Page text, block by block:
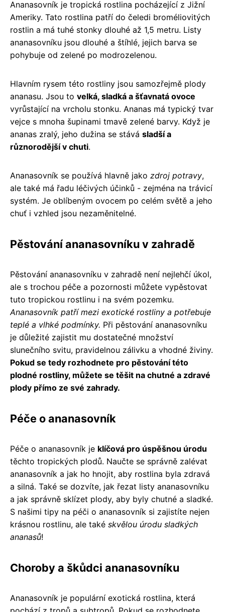
Ananasovník je tropická rostlina pocházející z Jižní
Ameriky. Tato rostlina patří do čeledi broméliovitých
rostlin a má tuhé stonky dlouhé až 1,5 metru. Listy
ananasovníku jsou dlouhé a štíhlé, jejich barva se
pohybuje od zelené po modrozelenou.
Hlavním rysem této rostliny jsou samozřejmě plody
ananasu. Jsou to velká, sladká a šťavnatá ovoce
vyrůstající na vrcholu stonku. Ananas má typický tvar
vejce s mnoha šupinami tmavě zelené barvy. Když je
ananas zralý, jeho dužina se stává sladší a
různorodější v chuti.
Ananasovník se používá hlavně jako zdroj potravy,
ale také má řadu léčivých účinků - zejména na trávicí
systém. Je oblíbeným ovocem po celém světě a jeho
chuť i vzhled jsou nezaměnitelné.
Pěstování ananasovníku v zahradě
Pěstování ananasovníku v zahradě není nejlehčí úkol,
ale s trochou péče a pozornosti můžete vypěstovat
tuto tropickou rostlinu i na svém pozemku.
Ananasovník patří mezi exotické rostliny a potřebuje
teplé a vlhké podmínky. Při pěstování ananasovníku
je důležité zajistit mu dostatečné množství
slunečního svitu, pravidelnou zálivku a vhodné živiny.
Pokud se tedy rozhodnete pro pěstování této
plodné rostliny, můžete se těšit na chutné a zdravé
plody přímo ze své zahrady.
Péče o ananasovník
Péče o ananasovník je klíčová pro úspěšnou úrodu
těchto tropických plodů. Naučte se správně zalévat
ananasovník a jak ho hnojit, aby rostlina byla zdravá
a silná. Také se dozvíte, jak řezat listy ananasovníku
a jak správně sklízet plody, aby byly chutné a sladké.
S našimi tipy na péči o ananasovník si zajistíte nejen
krásnou rostlinu, ale také skvělou úrodu sladkých
ananasů!
Choroby a škůdci ananasovníku
Ananasovník je populární exotická rostlina, která